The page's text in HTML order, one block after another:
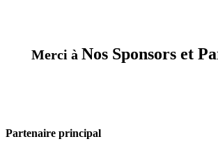
Merci à Nos Sponsors et
Partenaire principal